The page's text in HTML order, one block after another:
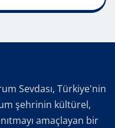
Sevdası, Türkiye'nin
şehrinin kültürel,
amaçlayan bir